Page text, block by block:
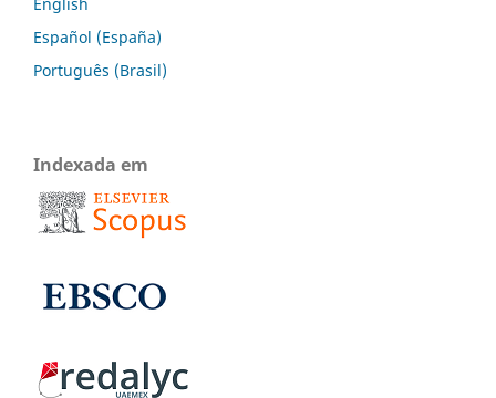
Español (España)
Português (Brasil)
Indexada em